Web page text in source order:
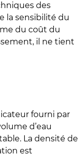
des
la sensibilité du
du coût du
il ne tient
fourni par
d’eau
La densité de
est